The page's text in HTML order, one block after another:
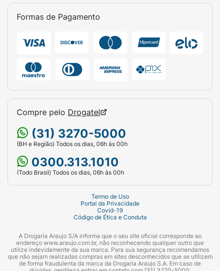
Formas de Pagamento
Compre pelo Drogatel
(31) 3270-5000
(BH e Região) Todos os dias, 06h às 00h
0300.313.1010
(Todo Brasil) Todos os dias, 06h às 00h
Termo de Uso
Portal da Privacidade
Covid-19
Código de Ética e Conduta
A Drogaria Araujo S/A informa que o seu site oficial corresponde ao
endereço www.araujo.com.br, não reconhecendo qualquer outro que
utilize indevidamente da sua marca. Para sua segurança recomendamos
que não sejam realizadas compras em sites desconhecidos que se utilizem
de forma fraudulenta da marca da Drogaria Araujo S.A. Em caso de